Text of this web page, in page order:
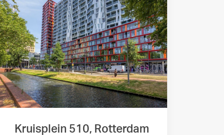
Kruisplein 510, Rotterdam